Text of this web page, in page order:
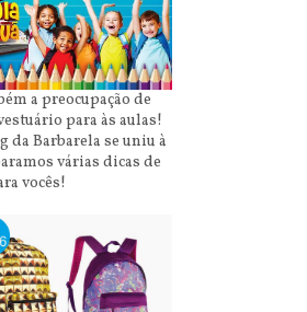
a preocupação de
para às aulas!
da Barbarela se uniu à
várias dicas de
vocês!